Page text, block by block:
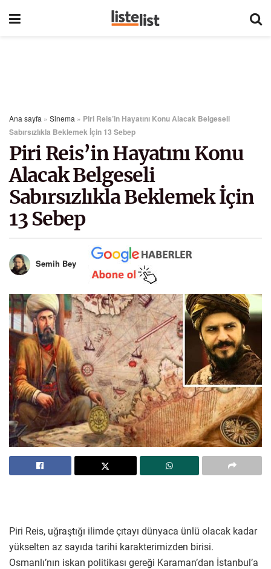
Ana sayfa » Sinema » Piri Reis’in Hayatını Konu Alacak Belgeseli
Sabırsızlıkla Beklemek İçin 13 Sebep
Piri Reis’in Hayatını Konu
Alacak Belgeseli
Sabırsızlıkla Beklemek İçin
13 Sebep
Semih Bey
Piri Reis, uğraştığı ilimde çıtayı dünyaca ünlü olacak kadar
yükselten az sayıda tarihi karakterimizden birisi.
Osmanlı’nın iskan politikası gereği Karaman’dan İstanbul’a